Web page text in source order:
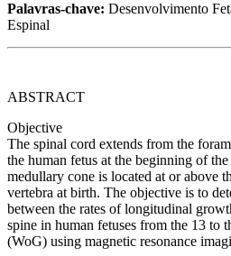
Palavras-chave: Desenvolvimento
Espinal
ABSTRACT
Objective
The spinal cord extends from the
the human fetus at the beginning of
medullary cone is located at or above
vertebra at birth. The objective is to
between the rates of longitudinal
spine in human fetuses from the 13 to
(WoG) using magnetic resonance